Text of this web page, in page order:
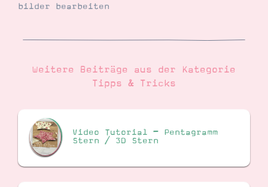
bilder bearbeiten
Weitere Beiträge aus der Kategorie
Tipps & Tricks
Video Tutorial – Pentagramm
Stern / 3D Stern